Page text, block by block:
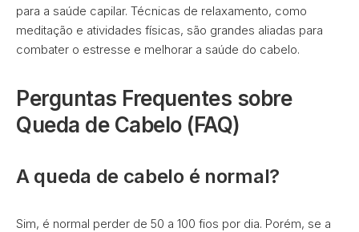
para a saúde capilar. Técnicas de relaxamento, como
meditação e atividades físicas, são grandes aliadas para
combater o estresse e melhorar a saúde do cabelo.
Perguntas Frequentes sobre
Queda de Cabelo (FAQ)
A queda de cabelo é normal?
Sim, é normal perder de 50 a 100 fios por dia. Porém, se a